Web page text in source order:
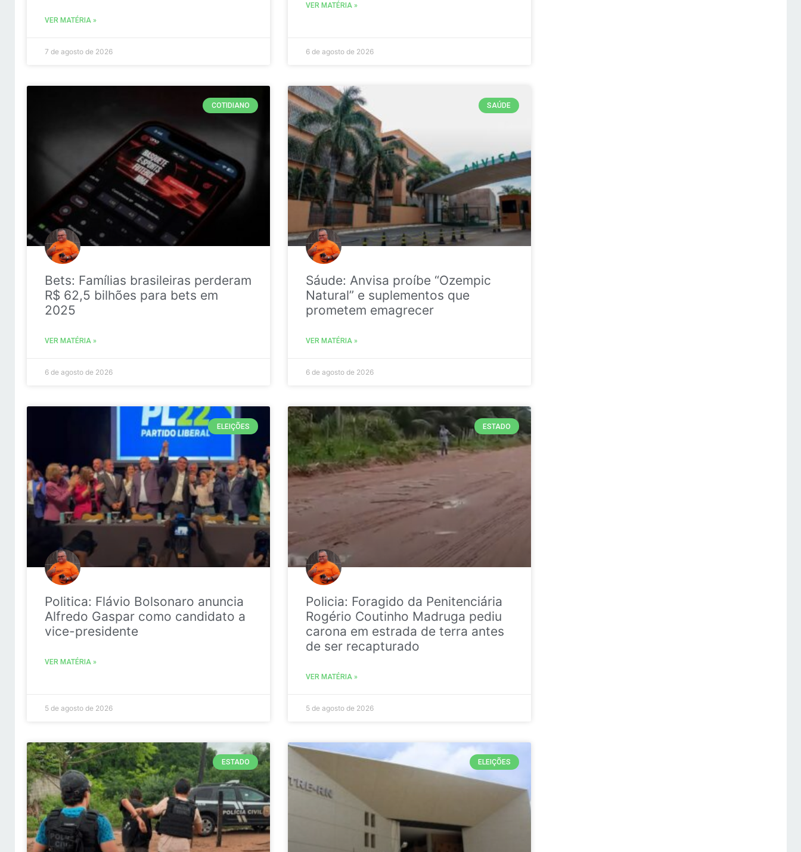
VER MATÉRIA »
7 de agosto de 2026
VER MATÉRIA »
6 de agosto de 2026
COTIDIANO
Bets: Famílias brasileiras perderam
R$ 62,5 bilhões para bets em
2025
VER MATÉRIA »
6 de agosto de 2026
SAÚDE
Sáude: Anvisa proíbe “Ozempic
Natural” e suplementos que
prometem emagrecer
VER MATÉRIA »
6 de agosto de 2026
ELEIÇÕES
Politica: Flávio Bolsonaro anuncia
Alfredo Gaspar como candidato a
vice-presidente
VER MATÉRIA »
5 de agosto de 2026
ESTADO
Policia: Foragido da Penitenciária
Rogério Coutinho Madruga pediu
carona em estrada de terra antes
de ser recapturado
VER MATÉRIA »
5 de agosto de 2026
ESTADO ELEIÇÕES